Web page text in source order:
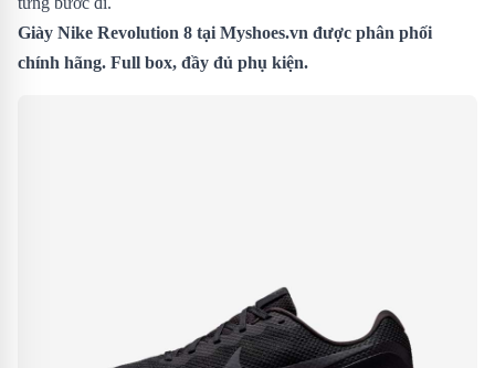
Giày Nike Revolution 8 tại Myshoes.vn được phân phối
chính hãng. Full box, đầy đủ phụ kiện.